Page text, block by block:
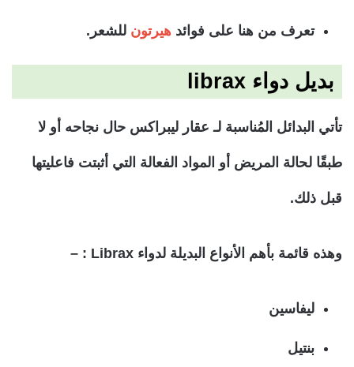
تعرف من هنا على فوائد هيرتون للشعر.
بديل دواء librax
تأتي البدائل المُناسبة لـ عقار ليبراكس حال نجاحه أو لا
طبقًا لحالة المريض أو المواد الفعالة التي أثبتت فاعليتها
قبل ذلك.
وهذه قائمة بأهم الأنواع البديلة لدواء Librax : –
ليفاسين
بنتيل